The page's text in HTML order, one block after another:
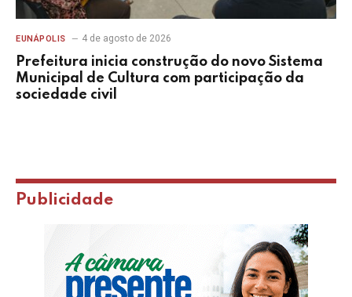
EUNÁPOLIS 4 de agosto de 2026
Prefeitura inicia construção do novo Sistema
Municipal de Cultura com participação da
sociedade civil
Publicidade